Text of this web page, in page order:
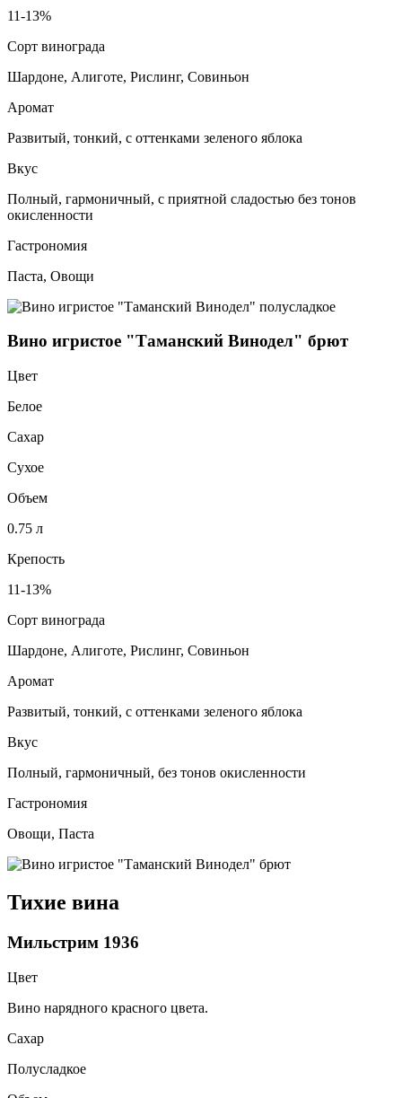
11-13%
Сорт винограда
Шардоне, Алиготе, Рислинг, Совиньон
Аромат
Развитый, тонкий, с оттенками зеленого яблока
Вкус
Полный, гармоничный, с приятной сладостью без тонов
окисленности
Гастрономия
Паста, Овощи
Вино игристое "Таманский Винодел" брют
Цвет
Белое
Сахар
Сухое
Объем
0.75 л
Крепость
11-13%
Сорт винограда
Шардоне, Алиготе, Рислинг, Совиньон
Аромат
Развитый, тонкий, с оттенками зеленого яблока
Вкус
Полный, гармоничный, без тонов окисленности
Гастрономия
Овощи, Паста
Тихие вина
Мильстрим 1936
Цвет
Вино нарядного красного цвета.
Сахар
Полусладкое